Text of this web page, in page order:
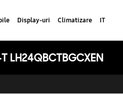
Display-uri Climatizare IT